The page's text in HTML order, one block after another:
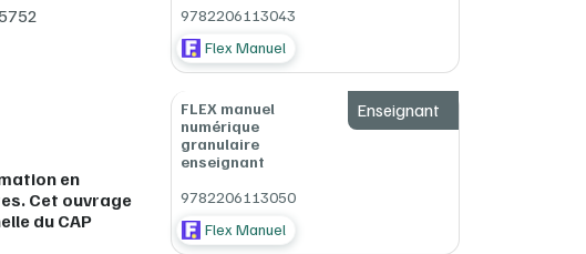
en
Cet ouvrage
du CAP
9782206113043
Flex Manuel
Enseignant
FLEX manuel
numérique
granulaire
enseignant
9782206113050
Flex Manuel